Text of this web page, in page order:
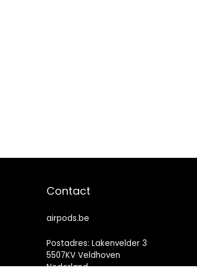
Contact
airpods.be
Postadres: Lakenvelder 3
5507KV Veldhoven